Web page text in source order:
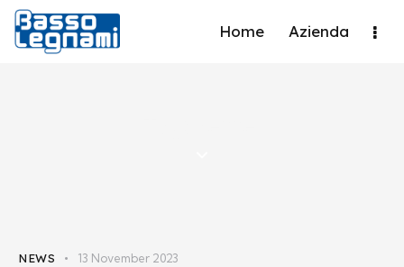
Home Azienda
NEWS 13 November 2023